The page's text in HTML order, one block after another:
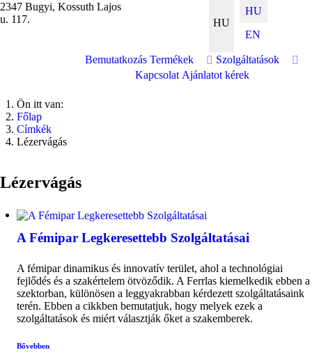
2347 Bugyi, Kossuth Lajos
u. 117.
HU
HU
EN
Bemutatkozás Termékek
Szolgáltatások
Kapcsolat Ajánlatot kérek
Ön itt van:
Főlap
Címkék
Lézervágás
Lézervágás
A Fémipar Legkeresettebb Szolgáltatásai
A fémipar dinamikus és innovatív terület, ahol a technológiai
fejlődés és a szakértelem ötvöződik. A Ferrlas kiemelkedik ebben a
szektorban, különösen a leggyakrabban kérdezett szolgáltatásaink
terén. Ebben a cikkben bemutatjuk, hogy melyek ezek a
szolgáltatások és miért választják őket a szakemberek.
Bővebben